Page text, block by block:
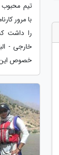
تیم محبوب
با مرور
را داشت
خارجی -
خصوص